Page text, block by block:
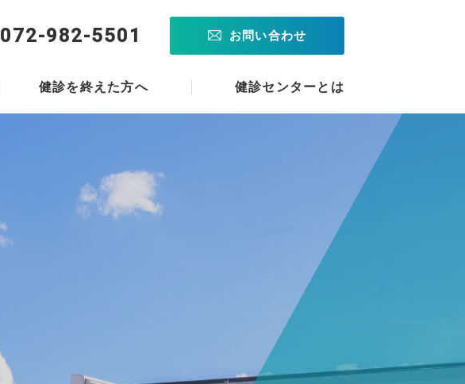
072-982-5501 お問い合わせ
健診を終えた方へ 健診センターとは